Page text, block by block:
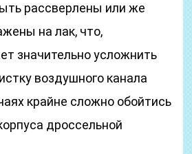
рассверлены или же
на лак, что,
значительно усложнить
воздушного канала
крайне сложно обойтись
дроссельной